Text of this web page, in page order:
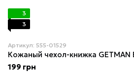
3
3
Артикул: 555-01529
199 грн